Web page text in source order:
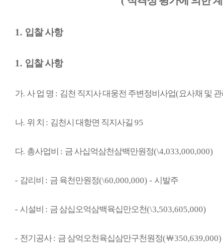
1. 입찰 사항
1. 입찰 사항
가. 사 업 명 : 김천 직지사 대웅전 주변정비사업( 요사채 및
나. 위 치 : 김천시 대항면 직지사길 95
다. 총사업비 : 금 사십억삼천삼백만원정(\4,033,000,000)
- 감리비 : 금 육천만원정(\60,000,000) - 시발주
- 시설비 : 금 삼십오억삼백육십만오천(\3,503,605,000)
- 전기공사: 금 삼억오천육십삼만구천원정(￦350,639,000)